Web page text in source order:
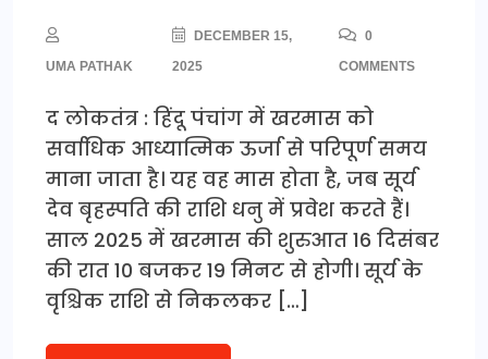
UMA PATHAK
DECEMBER 15,
2025
0
COMMENTS
द लोकतंत्र : हिंदू पंचांग में खरमास को
सर्वाधिक आध्यात्मिक ऊर्जा से परिपूर्ण समय
माना जाता है। यह वह मास होता है, जब सूर्य
देव बृहस्पति की राशि धनु में प्रवेश करते हैं।
साल 2025 में खरमास की शुरुआत 16 दिसंबर
की रात 10 बजकर 19 मिनट से होगी। सूर्य के
वृश्चिक राशि से निकलकर […]